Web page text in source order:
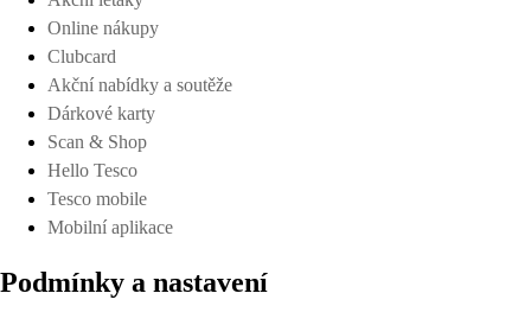
Online nákupy
Clubcard
Akční nabídky a soutěže
Dárkové karty
Scan & Shop
Hello Tesco
Tesco mobile
Mobilní aplikace
Podmínky a nastavení